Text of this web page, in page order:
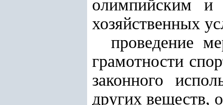
олимпийским и
хозяйственных
проведение
грамотности
законного
других веществ,